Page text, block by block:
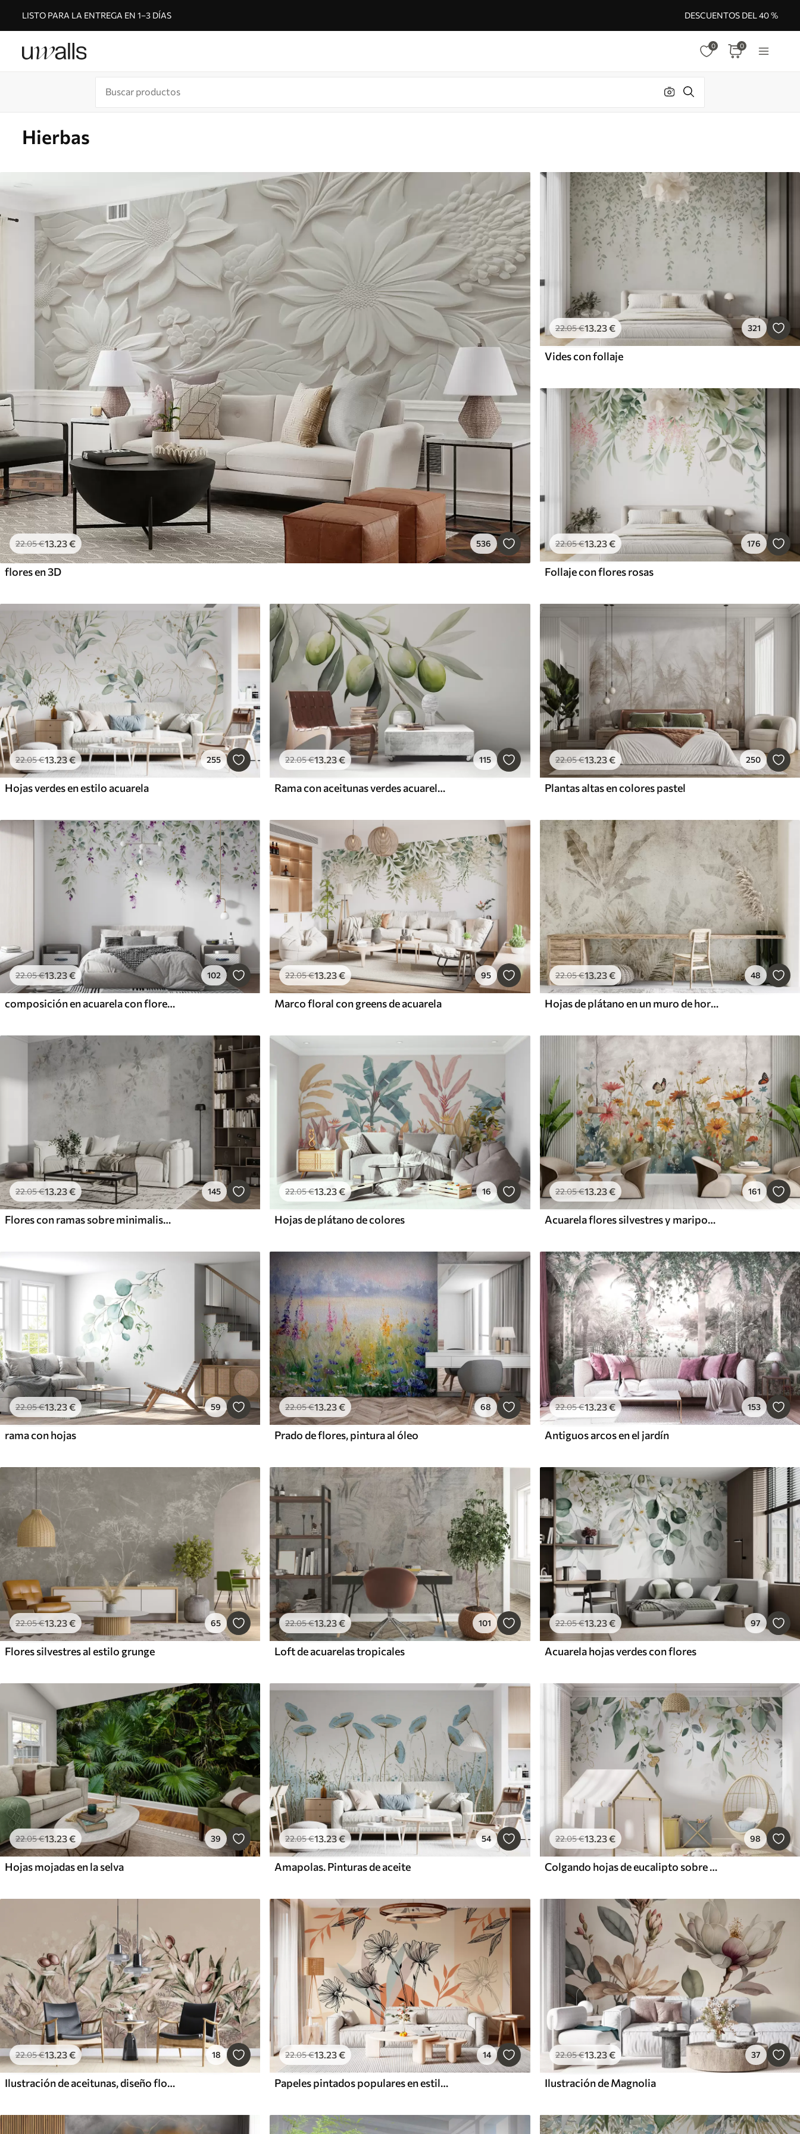
LISTO PARA LA ENTREGA EN 1–3 DÍAS DESCUENTOS DEL 40 %
0 0
Hierbas
22.05€13.23€ 536
flores en 3D
22.05€13.23€ 321
Vides con follaje
22.05€13.23€ 176
Follaje con flores rosas
22.05€13 .23€ 255
Hojas verdes en estilo acuarela
22.05€13 .23€ 115
Rama con aceitunas verdes acuarela húmeda
22.05€13.23€ 250
Plantas altas en colores pastel
22.05€13.23€ 102
composición en acuarela con flores de lavanda
22.05€13.23€ 95
Marco floral con greens de acuarela
22.05€13.23€ 48
Hojas de plátano en un muro de hormigón
22.05€13.23€ 145
Flores con ramas sobre minimalismo de fondo de hormigón grunge
22.05€13 .23€ 16
Hojas de plátano de colores
22.05€13.23€ 161
Acuarela flores silvestres y mariposas
22.05€13.23€ 59
rama con hojas
22.05€13.23€ 68
Prado de flores, pintura al óleo
22.05€13.23€ 153
Antiguos arcos en el jardín
22.05€13.23€ 65
Flores silvestres al estilo grunge
22.05€13.23€ 101
Loft de acuarelas tropicales
22.05€13.23€ 97
Acuarela hojas verdes con flores
22.05€13.23€ 39
Hojas mojadas en la selva
22.05€13.23€ 54
Amapolas. Pinturas de aceite
22.05€13.23€ 98
Colgando hojas de eucalipto sobre un fondo blanco
22.05€13.23€ 18
Ilustración de aceitunas, diseño floral, tropical, acuarela, hojas grandes, colores beige
22.05€13.23€ 14
Papeles pintados populares en estilo boho con flores
22.05€13.23€ 37
Ilustración de Magnolia